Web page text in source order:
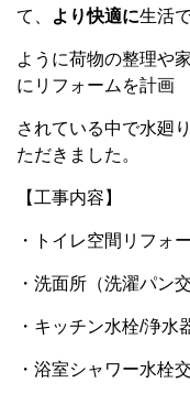
て、
より快適に生活
ように荷物の整理や
にリフォームを計画
されている中で水廻
ただきました。
【工事内容】
・トイレ空間リフォ
・洗面所（洗濯パン
・キッチン水栓/浄
・浴室シャワー水栓